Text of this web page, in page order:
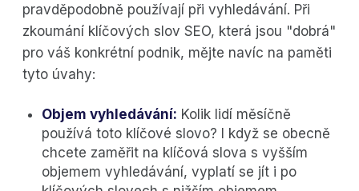
pravděpodobně používají při vyhledávání. Při
zkoumání klíčových slov SEO, která jsou "dobrá"
pro váš konkrétní podnik, mějte navíc na paměti
tyto úvahy:
Objem vyhledávání: Kolik lidí měsíčně
používá toto klíčové slovo? I když se obecně
chcete zaměřit na klíčová slova s vyšším
objemem vyhledávání, vyplatí se jít i po